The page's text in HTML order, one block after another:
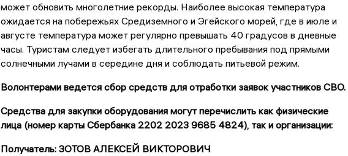
может обновить многолетние рекорды. Наиболее высокая температура
ожидается на побережьях Средиземного и Эгейского морей, где в июле и
августе температура может регулярно превышать 40 градусов в дневные
часы. Туристам следует избегать длительного пребывания под прямыми
солнечными лучами в середине дня и соблюдать питьевой режим.
Волонтерами ведется сбор средств для отработки заявок участников СВО.
Средства для закупки оборудования могут перечислить как физические
лица (номер карты Сбербанка 2202 2023 9685 4824), так и организации:
Получатель: ЗОТОВ АЛЕКСЕЙ ВИКТОРОВИЧ